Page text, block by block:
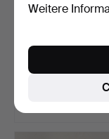
Schulterpräparat
Mufflons,
5 Tage
Weitere